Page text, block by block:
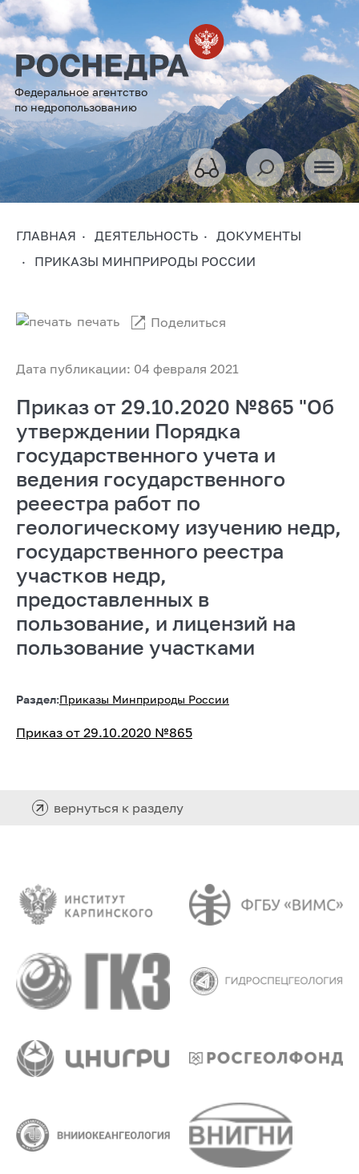
Федеральное агентство
по недропользованию
ГЛАВНАЯ ДЕЯТЕЛЬНОСТЬ
ДОКУМЕНТЫ
ПРИКАЗЫ МИНПРИРОДЫ РОССИИ
Дата публикации: 04 февраля 2021
печать Поделиться
Приказ от 29.10.2020 №865 "Об
утверждении Порядка
государственного учета и
ведения государственного
рееестра работ по
геологическому изучению недр,
государственного реестра
участков недр,
предоставленных в
пользование, и лицензий на
пользование участками
Раздел:Приказы Минприроды России
Приказ от 29.10.2020 №865
вернуться к разделу